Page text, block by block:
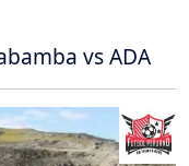
vs ADA